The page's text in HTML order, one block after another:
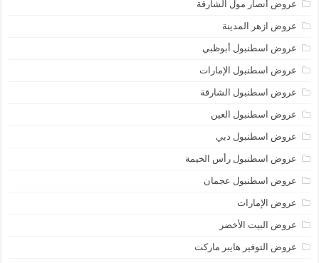
عروض أنصار مول الشارقة
عروض ازهر المدينة
عروض اسطنبول أبوظبي
عروض اسطنبول الإمارات
عروض اسطنبول الشارقة
عروض اسطنبول العين
عروض اسطنبول دبي
عروض اسطنبول رأس الخيمة
عروض اسطنبول عجمان
عروض الإمارات
عروض البيت الأخضر
عروض التوفير هايبر ماركت